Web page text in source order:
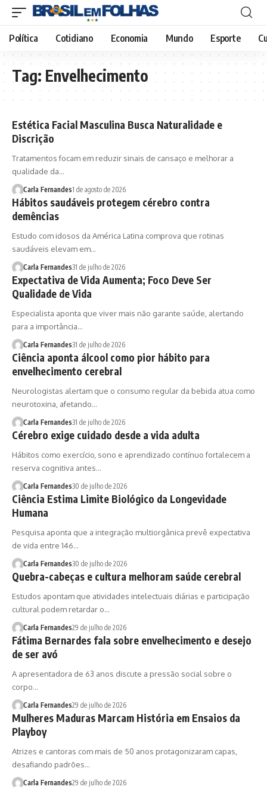
Política Cotidiano Economia Mundo Esporte
Tag: Envelhecimento
Estética Facial Masculina Busca Naturalidade e
Discrição
Tratamentos focam em reduzir sinais de cansaço e melhorar a
qualidade da…
Carla Fernandes1 de agosto de 2026
Hábitos saudáveis protegem cérebro contra
demências
Estudo com idosos da América Latina comprova que rotinas
saudáveis elevam em…
Carla Fernandes31 de julho de 2026
Expectativa de Vida Aumenta; Foco Deve Ser
Qualidade de Vida
Especialista aponta que viver mais não garante saúde, alertando
para a importância…
Carla Fernandes31 de julho de 2026
Ciência aponta álcool como pior hábito para
envelhecimento cerebral
Neurologistas alertam que o consumo regular da bebida atua como
neurotoxina, afetando…
Carla Fernandes31 de julho de 2026
Cérebro exige cuidado desde a vida adulta
Hábitos como exercício, sono e aprendizado contínuo fortalecem a
reserva cognitiva antes…
Carla Fernandes30 de julho de 2026
Ciência Estima Limite Biológico da Longevidade
Humana
Pesquisa aponta que a integração multiorgânica prevê expectativa
de vida entre 146…
Carla Fernandes30 de julho de 2026
Quebra-cabeças e cultura melhoram saúde cerebral
Estudos apontam que atividades intelectuais diárias e participação
cultural podem retardar o…
Carla Fernandes29 de julho de 2026
Fátima Bernardes fala sobre envelhecimento e desejo
de ser avó
A apresentadora de 63 anos discute a pressão social sobre o
corpo…
Carla Fernandes29 de julho de 2026
Mulheres Maduras Marcam História em Ensaios da
Playboy
Atrizes e cantoras com mais de 50 anos protagonizaram capas,
desafiando padrões…
Carla Fernandes29 de julho de 2026